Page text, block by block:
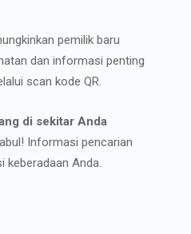
pemilik baru
dan informasi penting
scan kode QR.
di sekitar Anda
Informasi pencarian
keberadaan Anda.